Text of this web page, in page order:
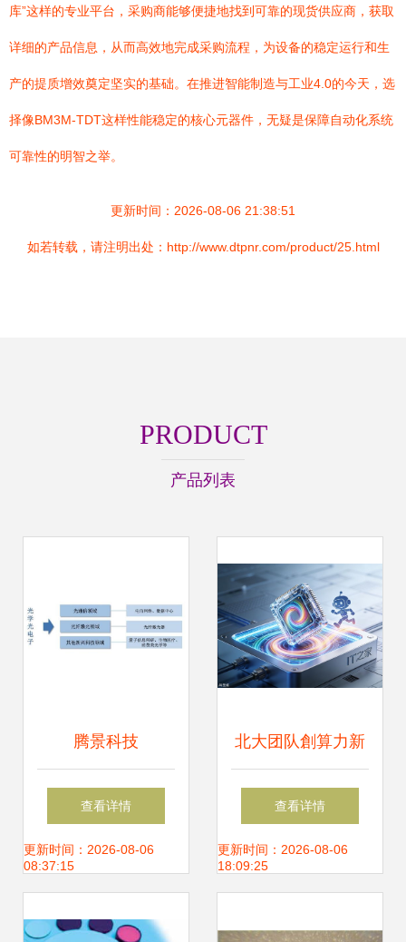
库”这样的专业平台，采购商能够便捷地找到可靠的现货供应商，获取
详细的产品信息，从而高效地完成采购流程，为设备的稳定运行和生
产的提质增效奠定坚实的基础。在推进智能制造与工业4.0的今天，选
择像BM3M-TDT这样性能稳定的核心元器件，无疑是保障自动化系统
可靠性的明智之举。
更新时间：2026-08-06 21:38:51
如若转载，请注明出处：http://www.dtpnr.com/product/25.html
PRODUCT
产品列表
腾景科技
（787195）申购指
南 时间节奏、上市
查看详情
更新时间：2026-08-06
08:37:15
北大团队創算力新
紀元 全新计算架构
破解后摩尔时代光
查看详情
更新时间：2026-08-06
18:09:25